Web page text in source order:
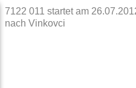
7122 011 startet am
nach Vinkovci